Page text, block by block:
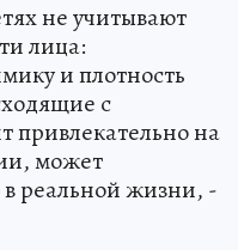
не учитывают
лица:
и плотность
с
привлекательно на
может
в реальной жизни, -